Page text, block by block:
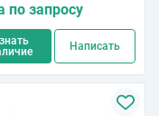
по запросу
Написать